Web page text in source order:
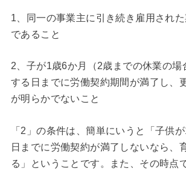
1、同一の事業主に引き続き雇用され
であること
2、子が1歳6か月（2歳までの休業の場
する日までに労働契約期間が満了し、
が明らかでないこと
「2」の条件は、簡単にいうと「子供
日までに労働契約が満了しないなら、
る」ということです。また、その時点